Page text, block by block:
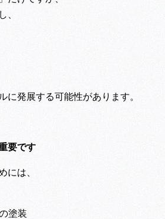
、
に発展する可能性があります。
要です
には、
塗装